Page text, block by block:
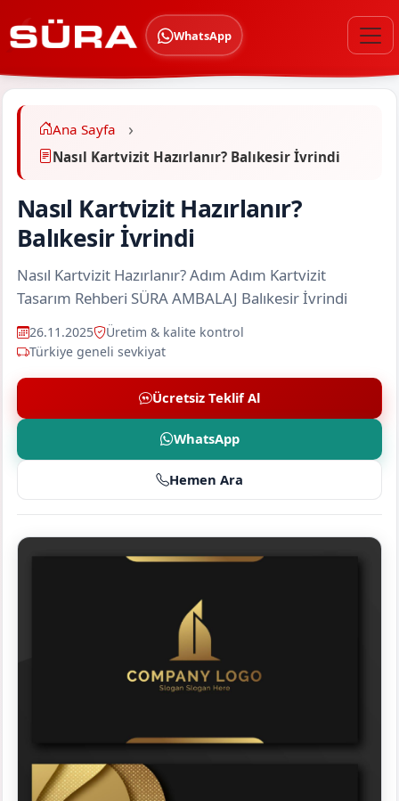
WhatsApp
Ana Sayfa
Nasıl Kartvizit Hazırlanır? Balıkesir İvrindi
Nasıl Kartvizit Hazırlanır?
Balıkesir İvrindi
Nasıl Kartvizit Hazırlanır? Adım Adım Kartvizit
Tasarım Rehberi SÜRA AMBALAJ Balıkesir İvrindi
26.11.2025
Üretim & kalite kontrol
Türkiye geneli sevkiyat
Ücretsiz Teklif Al
WhatsApp
Hemen Ara